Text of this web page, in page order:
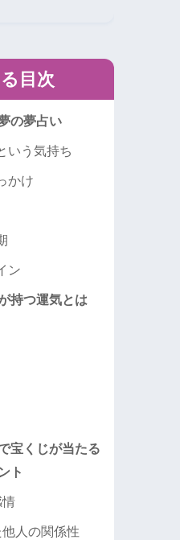
目次
の夢占い
いう気持ち
かけ
ン
持つ運気とは
宝くじが当たる
ト
情
人の関係性